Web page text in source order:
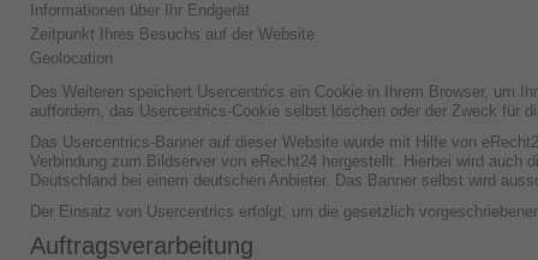
Informationen über Ihr Endgerät
Zeitpunkt Ihres Besuchs auf der Website
Geolocation
Des Weiteren speichert Usercentrics ein Cookie in Ihrem Browser, um
auffordern, das Usercentrics-Cookie selbst löschen oder der Zweck für
Das Usercentrics-Banner auf dieser Website wurde mit Hilfe von
Verbindung zum Bildserver von eRecht24 hergestellt. Hierbei wird
Deutschland bei einem deutschen Anbieter. Das Banner selbst wird
Der Einsatz von Usercentrics erfolgt, um die gesetzlich
Auftragsverarbeitung